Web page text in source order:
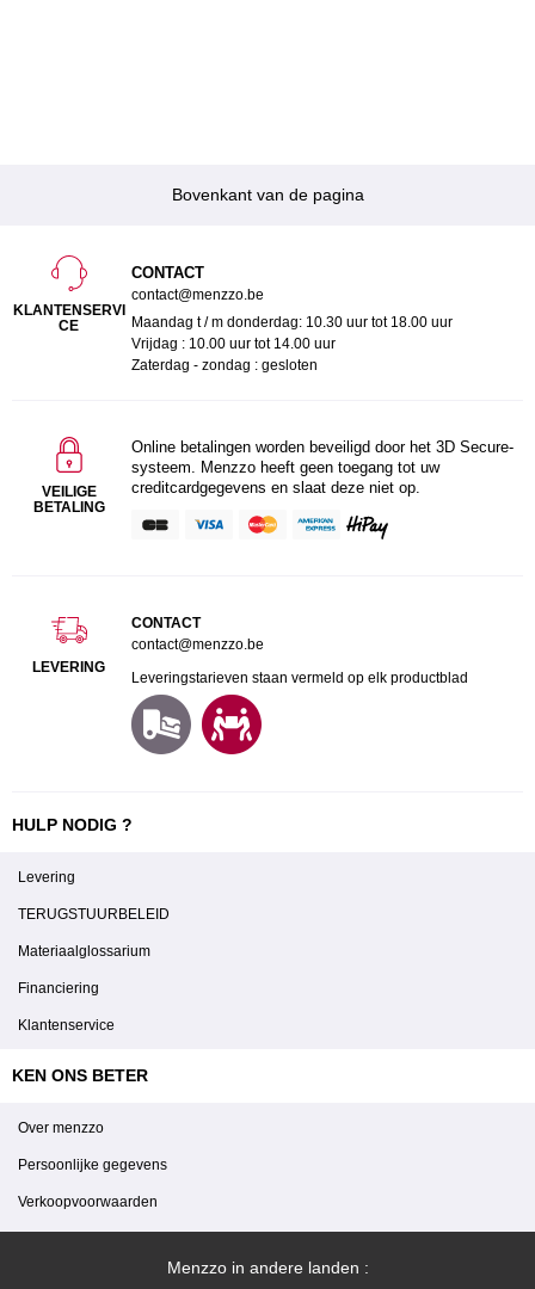
Bovenkant van de pagina
KLANTENSERVI
CE
CONTACT
contact@menzzo.be
Maandag t / m donderdag: 10.30 uur tot 18.00 uur
Vrijdag : 10.00 uur tot 14.00 uur
Zaterdag - zondag : gesloten
VEILIGE
BETALING
Online betalingen worden beveiligd door het 3D Secure-
systeem. Menzzo heeft geen toegang tot uw
creditcardgegevens en slaat deze niet op.
LEVERING
CONTACT
contact@menzzo.be
Leveringstarieven staan vermeld op elk productblad
HULP NODIG ?
Levering
TERUGSTUURBELEID
Materiaalglossarium
Financiering
Klantenservice
KEN ONS BETER
Over menzzo
Persoonlijke gegevens
Verkoopvoorwaarden
Menzzo in andere landen :